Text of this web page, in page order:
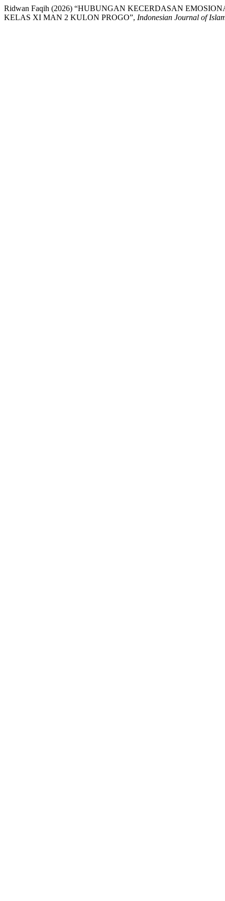
Ridwan Faqih (2026) “HUBUNGAN KECERDASAN
KELAS XI MAN 2 KULON PROGO”, Indonesian Journal of